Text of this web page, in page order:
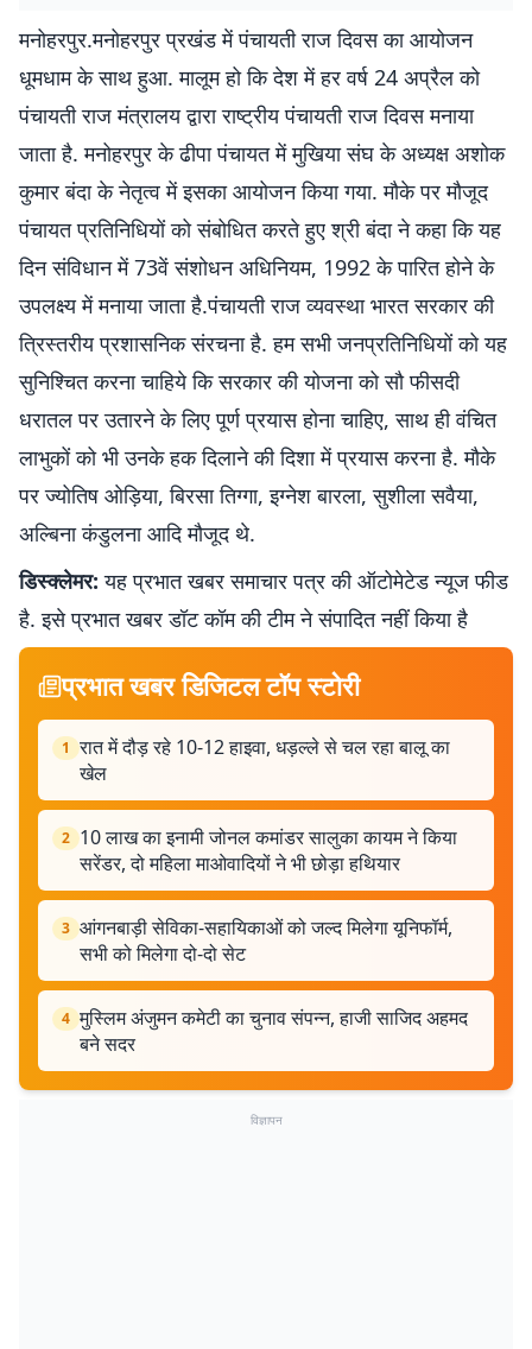
मनोहरपुर.मनोहरपुर प्रखंड में पंचायती राज दिवस का आयोजन
धूमधाम के साथ हुआ. मालूम हो कि देश में हर वर्ष 24 अप्रैल को
पंचायती राज मंत्रालय द्वारा राष्ट्रीय पंचायती राज दिवस मनाया
जाता है. मनोहरपुर के ढीपा पंचायत में मुखिया संघ के अध्यक्ष अशोक
कुमार बंदा के नेतृत्व में इसका आयोजन किया गया. मौके पर मौजूद
पंचायत प्रतिनिधियों को संबोधित करते हुए श्री बंदा ने कहा कि यह
दिन संविधान में 73वें संशोधन अधिनियम, 1992 के पारित होने के
उपलक्ष्य में मनाया जाता है.पंचायती राज व्यवस्था भारत सरकार की
त्रिस्तरीय प्रशासनिक संरचना है. हम सभी जनप्रतिनिधियों को यह
सुनिश्चित करना चाहिये कि सरकार की योजना को सौ फीसदी
धरातल पर उतारने के लिए पूर्ण प्रयास होना चाहिए, साथ ही वंचित
लाभुकों को भी उनके हक दिलाने की दिशा में प्रयास करना है. मौके
पर ज्योतिष ओड़िया, बिरसा तिग्गा, इग्नेश बारला, सुशीला सवैया,
अल्बिना कंडुलना आदि मौजूद थे.
डिस्क्लेमर: यह प्रभात खबर समाचार पत्र की ऑटोमेटेड न्यूज फीड
है. इसे प्रभात खबर डॉट कॉम की टीम ने संपादित नहीं किया है
प्रभात खबर डिजिटल टॉप स्टोरी
1 रात में दौड़ रहे 10-12 हाइवा, धड़ल्ले से चल रहा बालू का
खेल
2 10 लाख का इनामी जोनल कमांडर सालुका कायम ने किया
सरेंडर, दो महिला माओवादियों ने भी छोड़ा हथियार
3 आंगनबाड़ी सेविका-सहायिकाओं को जल्द मिलेगा यूनिफॉर्म,
सभी को मिलेगा दो-दो सेट
4 मुस्लिम अंजुमन कमेटी का चुनाव संपन्न, हाजी साजिद अहमद
बने सदर
विज्ञापन